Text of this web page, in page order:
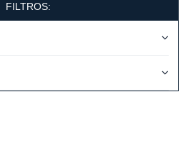
FILTROS: